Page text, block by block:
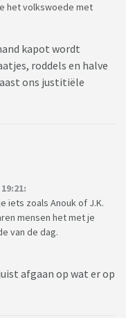
het volkswoede met
kapot wordt
roddels en halve
ons justitiële
iets zoals Anouk of J.K.
mensen het met je
van de dag.
afgaan op wat er op